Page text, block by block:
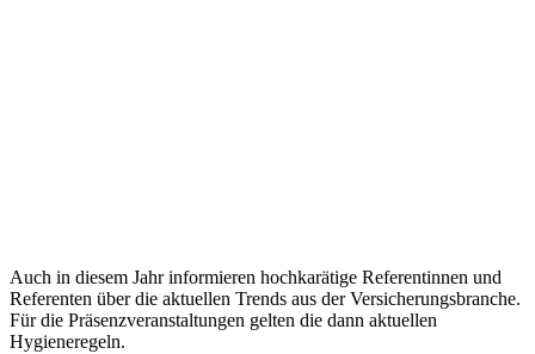
Auch in diesem Jahr informieren hochkarätige Referentinnen und
Referenten über die aktuellen Trends aus der Versicherungsbranche.
Für die Präsenzveranstaltungen gelten die dann aktuellen
Hygieneregeln.